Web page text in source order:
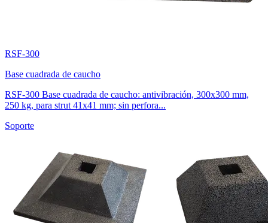
RSF-300
Base cuadrada de caucho
RSF-300 Base cuadrada de caucho: antivibración, 300x300 mm,
250 kg, para strut 41x41 mm; sin perfora...
Soporte